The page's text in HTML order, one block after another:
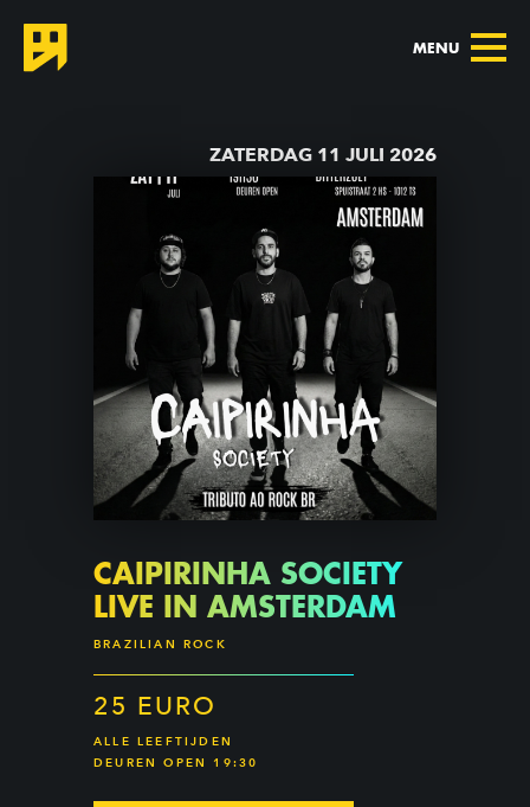
MENU
ZATERDAG 11 JULI 2026
CAIPIRINHA SOCIETY
LIVE IN AMSTERDAM
BRAZILIAN ROCK
25 EURO
ALLE LEEFTIJDEN
DEUREN OPEN 19:30